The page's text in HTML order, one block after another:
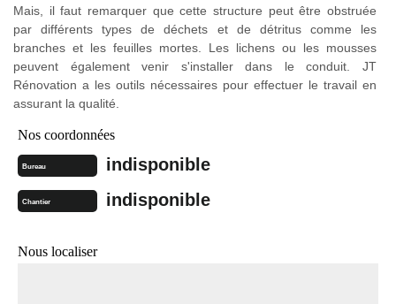
Mais, il faut remarquer que cette structure peut être obstruée
par différents types de déchets et de détritus comme les
branches et les feuilles mortes. Les lichens ou les mousses
peuvent également venir s'installer dans le conduit. JT
Rénovation a les outils nécessaires pour effectuer le travail en
assurant la qualité.
Nos coordonnées
Bureau indisponible
Chantier indisponible
Nous localiser